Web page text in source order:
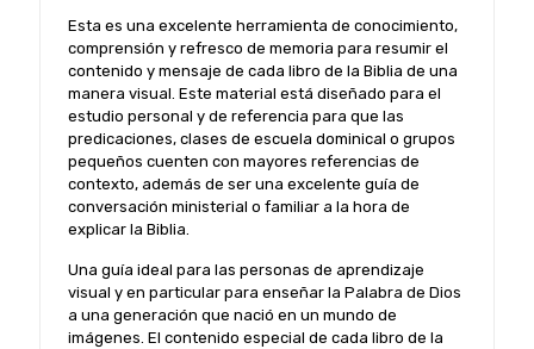
Esta es una excelente herramienta de conocimiento,
comprensión y refresco de memoria para resumir el
contenido y mensaje de cada libro de la Biblia de una
manera visual. Este material está diseñado para el
estudio personal y de referencia para que las
predicaciones, clases de escuela dominical o grupos
pequeños cuenten con mayores referencias de
contexto, además de ser una excelente guía de
conversación ministerial o familiar a la hora de
explicar la Biblia.
Una guía ideal para las personas de aprendizaje
visual y en particular para enseñar la Palabra de Dios
a una generación que nació en un mundo de
imágenes. El contenido especial de cada libro de la